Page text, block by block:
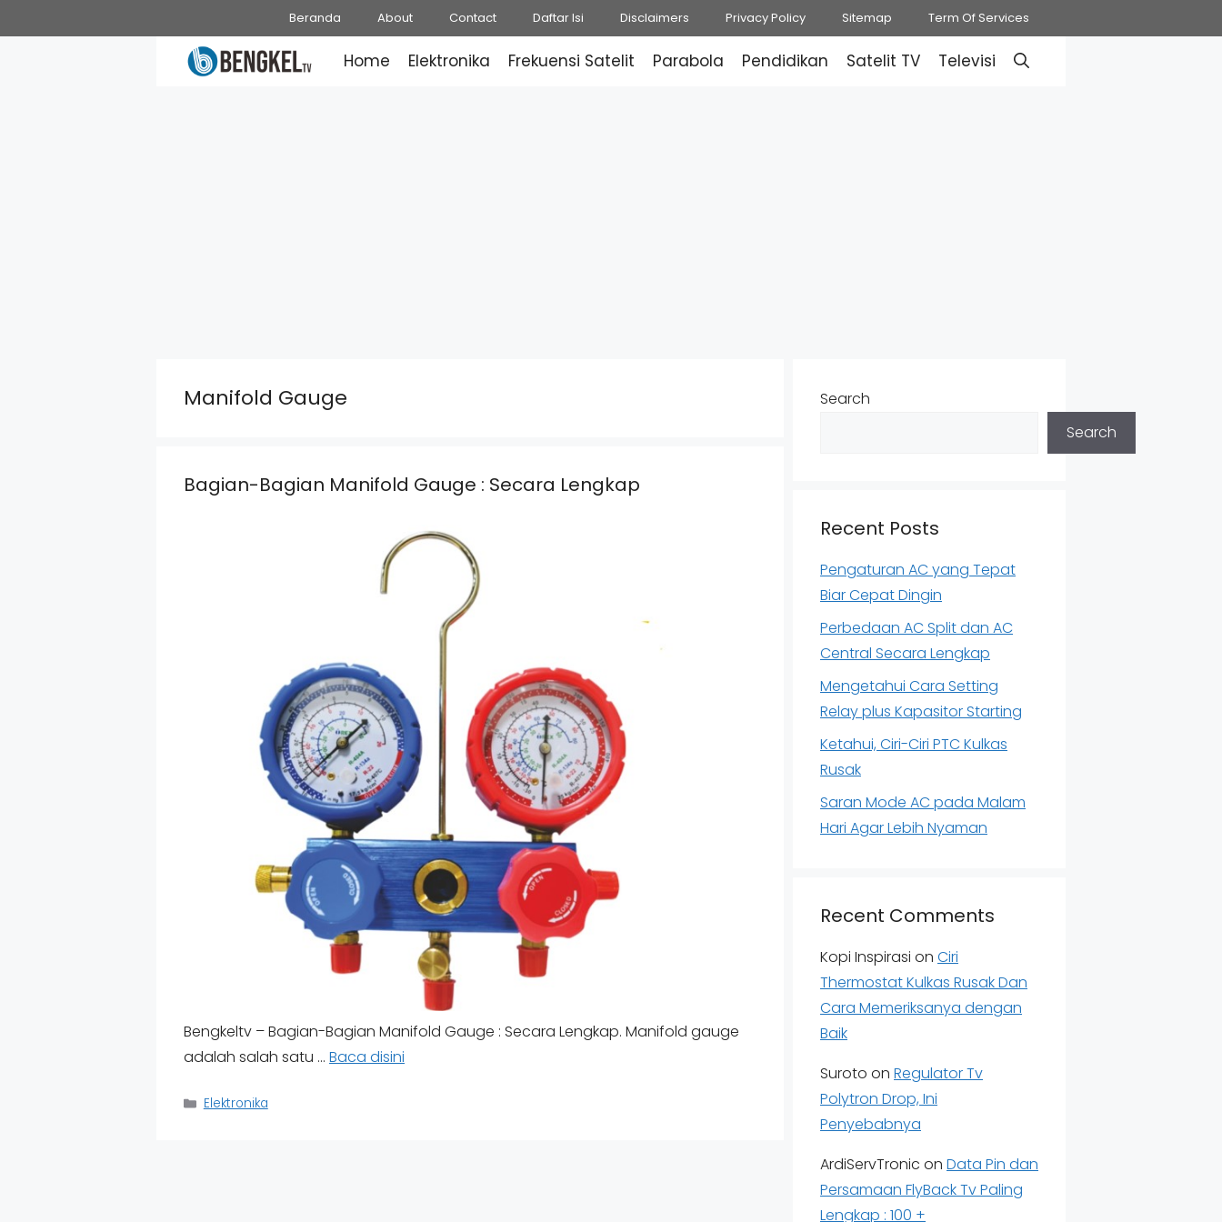
to
Beranda About Contact Daftar Isi Disclaimers Privacy Policy Sitemap Term Of Services
Home Elektronika Frekuensi Satelit Parabola Pendidikan Satelit TV Televisi
Manifold Gauge
Bagian-Bagian Manifold Gauge : Secara Lengkap
Bengkeltv – Bagian-Bagian Manifold Gauge : Secara Lengkap. Manifold gauge
adalah salah satu … Baca disini
Categories
Elektronika
Search
Search
Recent Posts
Pengaturan AC yang Tepat
Biar Cepat Dingin
Perbedaan AC Split dan AC
Central Secara Lengkap
Mengetahui Cara Setting
Relay plus Kapasitor Starting
Ketahui, Ciri-Ciri PTC Kulkas
Rusak
Saran Mode AC pada Malam
Hari Agar Lebih Nyaman
Recent Comments
Kopi Inspirasi on Ciri
Thermostat Kulkas Rusak Dan
Cara Memeriksanya dengan
Baik
Suroto on Regulator Tv
Polytron Drop, Ini
Penyebabnya
ArdiServTronic on Data Pin dan
Persamaan FlyBack Tv Paling
Lengkap : 100 +